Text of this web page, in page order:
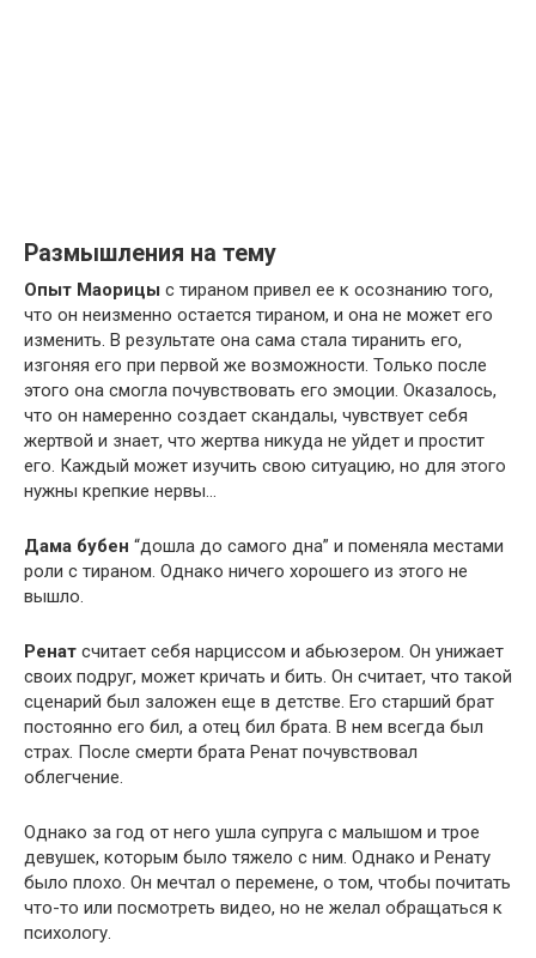
Размышления на тему
Опыт Маорицы с тираном привел ее к осознанию того,
что он неизменно остается тираном, и она не может его
изменить. В результате она сама стала тиранить его,
изгоняя его при первой же возможности. Только после
этого она смогла почувствовать его эмоции. Оказалось,
что он намеренно создает скандалы, чувствует себя
жертвой и знает, что жертва никуда не уйдет и простит
его. Каждый может изучить свою ситуацию, но для этого
нужны крепкие нервы…
Дама бубен “дошла до самого дна” и поменяла местами
роли с тираном. Однако ничего хорошего из этого не
вышло.
Ренат считает себя нарциссом и абьюзером. Он унижает
своих подруг, может кричать и бить. Он считает, что такой
сценарий был заложен еще в детстве. Его старший брат
постоянно его бил, а отец бил брата. В нем всегда был
страх. После смерти брата Ренат почувствовал
облегчение.
Однако за год от него ушла супруга с малышом и трое
девушек, которым было тяжело с ним. Однако и Ренату
было плохо. Он мечтал о перемене, о том, чтобы почитать
что-то или посмотреть видео, но не желал обращаться к
психологу.